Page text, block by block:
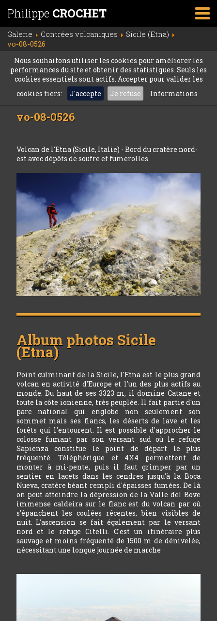
Philippe CROCHET
Galerie Contrées volcaniques
Sicile (Etna)
vo-08-0526
Nous souhaitons utiliser les cookies pour améliorer les
performances du site et obtenir des statistiques. Seuls les
cookies essentiels sont actifs. Accepter pour valider les
cookies tiers:
J'accepte Je refuse Informations
vo-08-0526
Volcan de l'Etna (Sicile, Italie) - Bord du cratère nord-
est avec dépôts de soufre et fumerolles.
Album photos Sicile
(Etna)
Point culminant de la Sicile, l'Etna est le plus grand
volcan en activité d'Europe et l'un des plus actifs au
monde. Du haut de ses 3323 m, il domine Catane et
toute la côte ionienne, très peuplée. Il fait partie d'un
parc national qui englobe non seulement son
sommet mais ses flancs, les déserts de lave et les
forêts qui l'entourent. Il est possible d'approcher le
colosse fumant par son versant sud où le refuge
Sapienza constitue le point de départ le plus
fréquenté. Téléphérique et 4X4 permettent de
monter à mi-pente, puis il faut grimper par un
sentier en lacets dans les cendres jusqu'à la Boca
Nueva, cratère béant rempli d'épaisses fumées. De là
on peut atteindre la dépression de la Valle del Bove
immense caldeira sur le flanc est du volcan par où
s'épanchent les coulées récentes, bien visibles de
nuit. L'ascension se fait également par le versant
nord et le refuge Citelli. C'est un itinéraire plus
sauvage et moins fréquenté de 1500 m de dénivelée,
nécessitant une longue journée de marche